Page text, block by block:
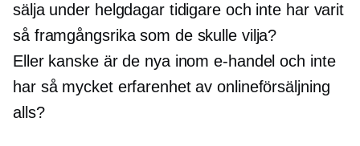
sälja under helgdagar tidigare och inte har varit
så framgångsrika som de skulle vilja?
Eller kanske är de nya inom e-handel och inte
har så mycket erfarenhet av onlineförsäljning
alls?